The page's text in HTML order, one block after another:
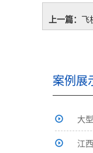
上一篇： 飞
案例展
大
江